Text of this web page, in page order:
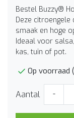
Bestel Buzzy®
Deze
smaak en hoge
Ideaal voor
kas, tuin of pot.
Op voorraad
Aantal -